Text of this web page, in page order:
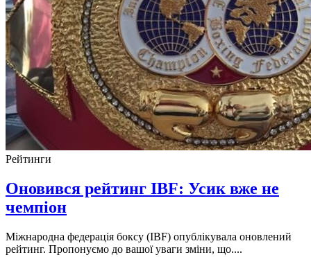
Рейтинги
Оновився рейтинг IBF: Усик вже не
чемпіон
Міжнародна федерація боксу (IBF) опублікувала оновлений
рейтинг. Пропонуємо до вашої уваги зміни, що....